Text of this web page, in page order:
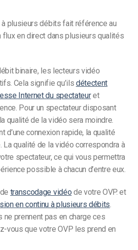
plusieurs débits fait référence au
flux en direct dans plusieurs qualités
binaire, les lecteurs vidéo
Cela signifie qu’ils détectent
Internet du spectateuret
Pour un spectateur disposant
qualité de la vidéo sera moindre.
d’une connexion rapide, la qualité
qualité de la vidéo correspondra à
spectateur, ce qui vous permettra
possible à chacun d’entre eux.
transcodage vidéo de votre OVP. et
en continu à plusieurs débits
prennent pas en charge ces
vous que votre OVP les prend en